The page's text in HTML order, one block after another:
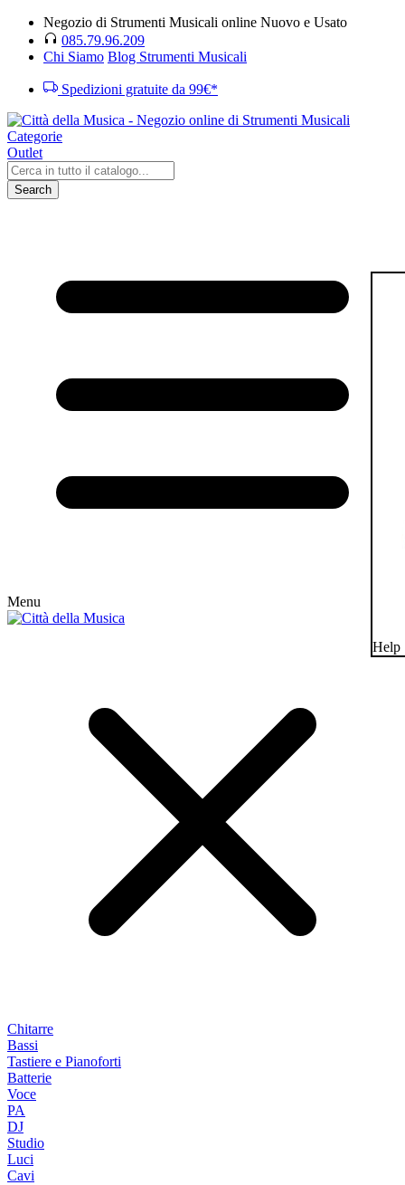
Negozio di Strumenti Musicali online Nuovo e Usato
085.79.96.209
Chi Siamo Blog Strumenti Musicali
Spedizioni gratuite da 99€*
Categorie
Outlet
Search
Menu
Chitarre
Bassi
Tastiere e Pianoforti
Batterie
Voce
PA
DJ
Studio
Luci
Cavi
Help